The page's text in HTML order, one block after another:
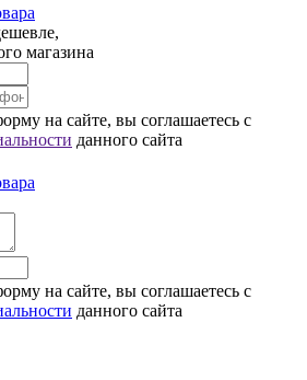
магазина
на сайте, вы соглашаетесь с
данного сайта
на сайте, вы соглашаетесь с
данного сайта